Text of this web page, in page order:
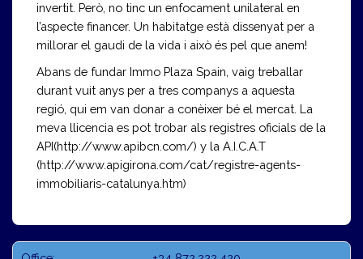
invertit. Però, no tinc un enfocament unilateral en
l’aspecte financer. Un habitatge està dissenyat per a
millorar el gaudi de la vida i això és pel que anem!
Abans de fundar Immo Plaza Spain, vaig treballar
durant vuit anys per a tres companys a aquesta
regió, qui em van donar a conèixer bé el mercat. La
meva llicencia es pot trobar als registres oficials de la
API(http://www.apibcn.com/) y la A.I.C.A.T
(http://www.apigirona.com/cat/registre-agents-
immobiliaris-catalunya.htm)